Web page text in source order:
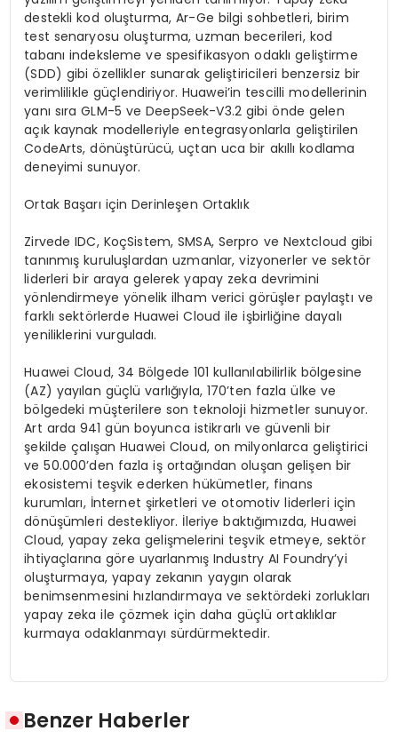
destekli kod oluşturma, Ar-Ge bilgi sohbetleri, birim
test senaryosu oluşturma, uzman becerileri, kod
tabanı indeksleme ve spesifikasyon odaklı geliştirme
(SDD) gibi özellikler sunarak geliştiricileri benzersiz bir
verimlilikle güçlendiriyor. Huawei’in tescilli modellerinin
yanı sıra GLM-5 ve DeepSeek-V3.2 gibi önde gelen
açık kaynak modelleriyle entegrasyonlarla geliştirilen
CodeArts, dönüştürücü, uçtan uca bir akıllı kodlama
deneyimi sunuyor.
Ortak Başarı için Derinleşen Ortaklık
Zirvede IDC, KoçSistem, SMSA, Serpro ve Nextcloud gibi
tanınmış kuruluşlardan uzmanlar, vizyonerler ve sektör
liderleri bir araya gelerek yapay zeka devrimini
yönlendirmeye yönelik ilham verici görüşler paylaştı ve
farklı sektörlerde Huawei Cloud ile işbirliğine dayalı
yeniliklerini vurguladı.
Huawei Cloud, 34 Bölgede 101 kullanılabilirlik bölgesine
(AZ) yayılan güçlü varlığıyla, 170’ten fazla ülke ve
bölgedeki müşterilere son teknoloji hizmetler sunuyor.
Art arda 941 gün boyunca istikrarlı ve güvenli bir
şekilde çalışan Huawei Cloud, on milyonlarca geliştirici
ve 50.000’den fazla iş ortağından oluşan gelişen bir
ekosistemi teşvik ederken hükümetler, finans
kurumları, İnternet şirketleri ve otomotiv liderleri için
dönüşümleri destekliyor. İleriye baktığımızda, Huawei
Cloud, yapay zeka gelişmelerini teşvik etmeye, sektör
ihtiyaçlarına göre uyarlanmış Industry AI Foundry’yi
oluşturmaya, yapay zekanın yaygın olarak
benimsenmesini hızlandırmaya ve sektördeki zorlukları
yapay zeka ile çözmek için daha güçlü ortaklıklar
kurmaya odaklanmayı sürdürmektedir.
Benzer Haberler